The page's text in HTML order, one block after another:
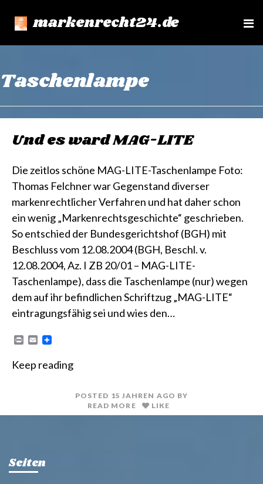
markenrecht24.de
e
Taschenlampe
Und es ward MAG-LITE
Die zeitlos schöne MAG-LITE-Taschenlampe Foto:
Thomas Felchner war Gegenstand diverser
markenrechtlicher Verfahren und hat daher schon
ein wenig „Markenrechtsgeschichte“ geschrieben.
So entschied der Bundesgerichtshof (BGH) mit
Beschluss vom 12.08.2004 (BGH, Beschl. v.
12.08.2004, Az. I ZB 20/01 – MAG-LITE-
Taschenlampe), dass die Taschenlampe (nur) wegen
dem auf ihr befindlichen Schriftzug „MAG-LITE“
eintragungsfähig sei und wies den…
n
E
i
Keep reading
POSTED 15 JAHREN AGO BY
READ MORE
LIKE
Seiten